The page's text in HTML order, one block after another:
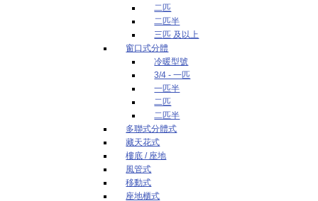
二匹
二匹半
三匹 及以上
窗口式分體
冷暖型號
3/4 - 一匹
一匹半
二匹
二匹半
多聯式分體式
藏天花式
樓底 / 座地
風管式
移動式
座地櫃式